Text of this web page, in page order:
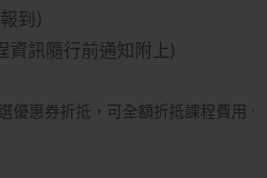
到）
資訊隨行前通知附上)
優惠券折抵，可全額折抵課程費用。